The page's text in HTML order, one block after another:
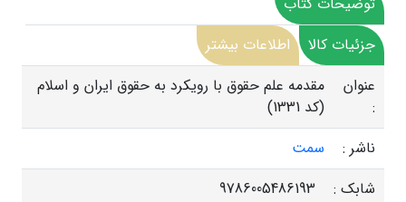
جزئیات کالا
اطلاعات بیشتر
عنوان
:
مقدمه علم حقوق با رویکرد به حقوق ایران و اسلام
(کد 1331)
ناشر :
سمت
شابک :
9786005486193